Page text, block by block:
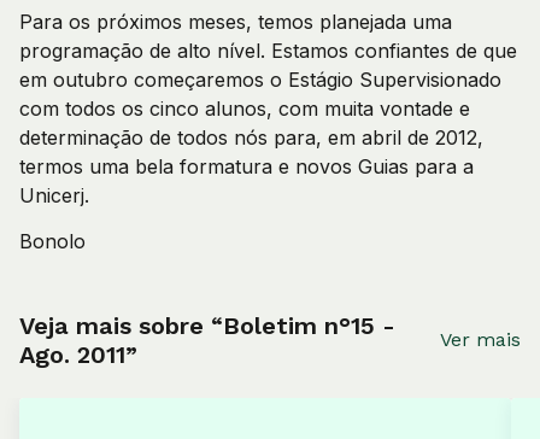
Para os próximos meses, temos planejada uma
programação de alto nível. Estamos confiantes de que
em outubro começaremos o Estágio Supervisionado
com todos os cinco alunos, com muita vontade e
determinação de todos nós para, em abril de 2012,
termos uma bela formatura e novos Guias para a
Unicerj.
Bonolo
Veja mais sobre “Boletim n°15 -
Ago. 2011”
Ver mais